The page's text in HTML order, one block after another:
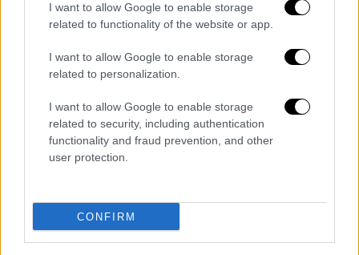
I want to allow Google to enable storage
related to functionality of the website or app.
I want to allow Google to enable storage
related to personalization.
I want to allow Google to enable storage
related to security, including authentication
functionality and fraud prevention, and other
user protection.
CONFIRM
στενό στόμιο και δυο χερούλια στο πλάι για
τη μεταφορά τους. Τα μπαλκόνια είναι
στολισμένα και οι κάτοικοι δένουν στους
μπότηδες κόκκινες κορδέλες.
Το έθιμο με το σπάσιμο των κανατιών το
Πάσχα στην Κέρκυρα έχει μακρά ιστορία που
χάνεται στην εποχή της Ενετοκρατίας,
στην Ελλάδα όπου
Δωδεκάθεο αλληλομπλέκονται